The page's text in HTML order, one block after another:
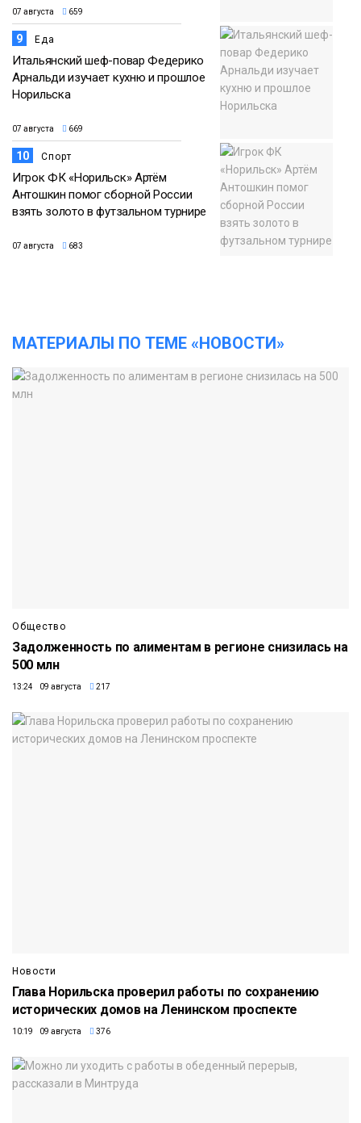
07 августа 659
9 Еда
Итальянский шеф-повар Федерико
Арнальди изучает кухню и прошлое
Норильска
07 августа 669
10 Спорт
Игрок ФК «Норильск» Артём
Антошкин помог сборной России
взять золото в футзальном турнире
07 августа 683
МАТЕРИАЛЫ ПО ТЕМЕ «НОВОСТИ»
Общество
Задолженность по алиментам в регионе снизилась на
500 млн
13:24 09 августа 217
Новости
Глава Норильска проверил работы по сохранению
исторических домов на Ленинском проспекте
10:19 09 августа 376